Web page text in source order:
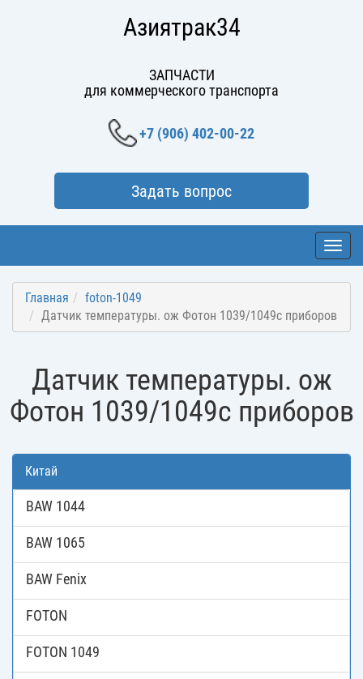
Азиятрак34
ЗАПЧАСТИ
для коммерческого транспорта
+7 (906) 402-00-22
Задать вопрос
Главная
foton-1049
Датчик температуры. ож Фотон 1039/1049с приборов
Датчик температуры. ож
Фотон 1039/1049с приборов
Китай
BAW 1044
BAW 1065
BAW Fenix
FOTON
FOTON 1049